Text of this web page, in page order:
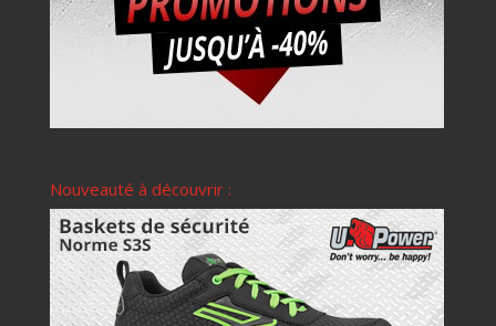
Nouveauté à découvrir :